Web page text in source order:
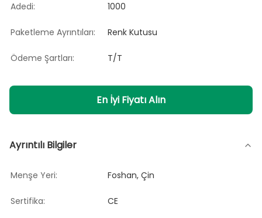
Adedi: 1000
Paketleme Ayrıntıları: Renk Kutusu
Ödeme Şartları: T/T
En İyi Fiyatı Alın
Ayrıntılı Bilgiler
Menşe Yeri: Foshan, Çin
Sertifika: CE